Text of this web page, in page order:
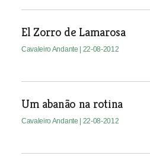
El Zorro de Lamarosa
Cavaleiro Andante | 22-08-2012
Um abanão na rotina
Cavaleiro Andante | 22-08-2012